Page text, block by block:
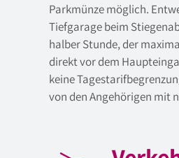
Parkmünze möglich.
Tiefgarage beim
halber Stunde, der
direkt vor dem
keine
von den Angehörigen mit